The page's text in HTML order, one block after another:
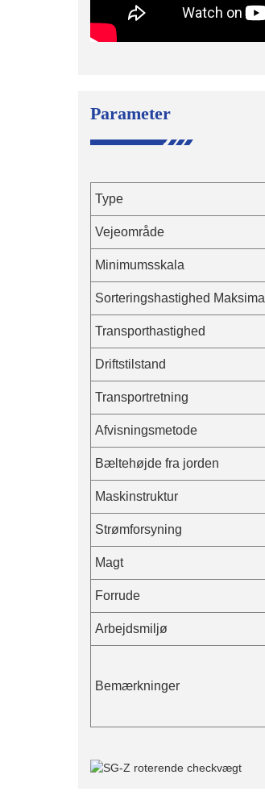
Parameter
Type
Vejeområde
Minimumsskala
Sorteringshastighed Maksimal
Transporthastighed
Driftstilstand
Transportretning
Afvisningsmetode
Bæltehøjde fra jorden
Maskinstruktur
Strømforsyning
Magt
Forrude
Arbejdsmiljø
Bemærkninger